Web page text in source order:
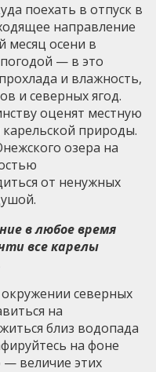
поехать в отпуск в
направление
месяц осени в
погодой — в это
и влажность,
и северных ягод.
оценят местную
природы.
озера на
от ненужных
в любое время
все карелы
северных
на
близ водопада
на фоне
— величие этих